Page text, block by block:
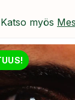
myös